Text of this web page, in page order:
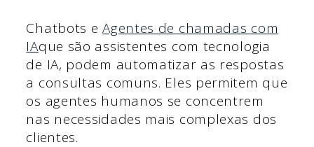
Chatbots eAgentes de chamadas com
IAque são assistentes com tecnologia
de IA, podem automatizar as respostas
a consultas comuns. Eles permitem que
os agentes humanos se concentrem
nas necessidades mais complexas dos
clientes.